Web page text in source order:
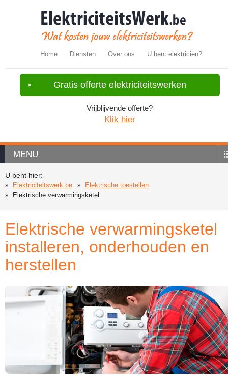
Home Diensten Over ons U bent elektricien?
Gratis offerte elektriciteitswerken
Vrijblijvende offerte?
Klik hier
MENU
U bent hier:
Elektriciteitswerk.be
Elektrische toestellen
Elektrische verwarmingsketel
Elektrische verwarmingsketel
installeren, onderhouden en
herstellen